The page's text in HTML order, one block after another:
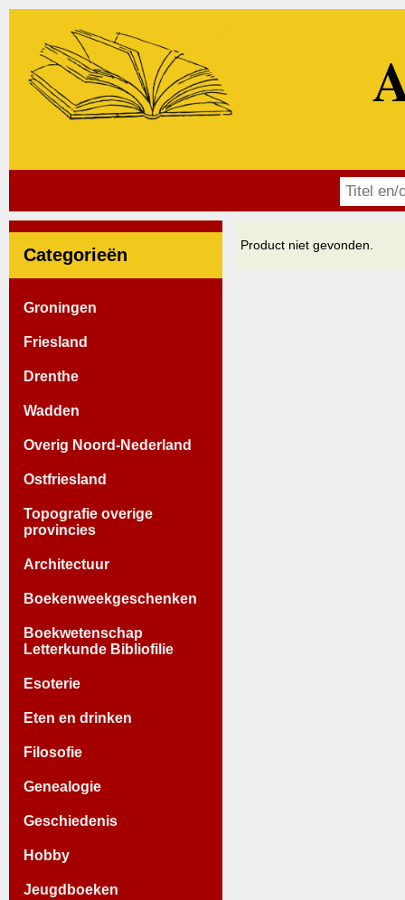
Categorieën
Groningen
Friesland
Drenthe
Wadden
Overig Noord-Nederland
Ostfriesland
Topografie overige
provincies
Architectuur
Boekenweekgeschenken
Boekwetenschap
Letterkunde Bibliofilie
Esoterie
Eten en drinken
Filosofie
Genealogie
Geschiedenis
Hobby
Jeugdboeken
Product niet gevonden.